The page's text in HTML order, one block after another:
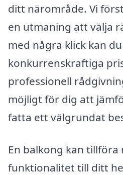
ditt närområde. Vi
en utmaning att välja
med några klick kan
konkurrenskraftiga
professionell
möjligt för dig att
fatta ett välgrundat
En balkong kan tillföra
funktionalitet till ditt